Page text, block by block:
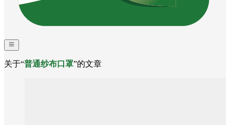
关于“普通纱布口罩”的文章